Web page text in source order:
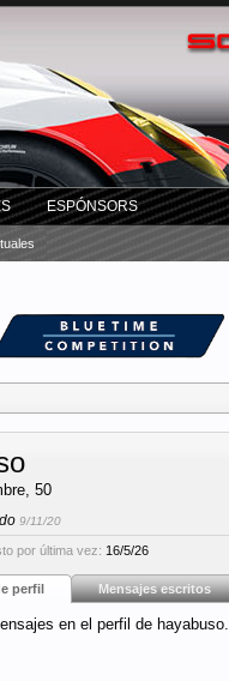
50
9/11/20
por última vez: 16/5/26
perfil Mensajes escritos
en el perfil de hayabuso.
ESPÓNSORS